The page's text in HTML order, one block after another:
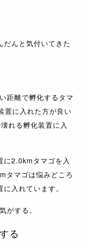
だんと気付いてきた
距離で孵化するタマ
置に入れた方が良い
れる孵化装置に入
に2.0kmタマゴを入
タマゴは悩みどころ
入れています。
がする。
る